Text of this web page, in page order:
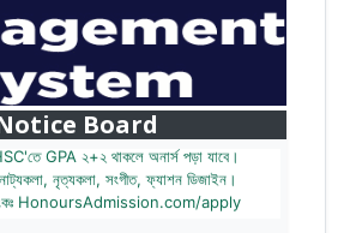
Board
প্রাইভেট ইউনিভার্সিটিতে অনার্স পড়ার সুযোগ।
বিষয়, ৪ বছরে মোট খরচ ২ লক্ষ থেকে ৫ লক্ষ টাকা।
HonoursAdmission.com/apply
GPA ২+২ থাকলে অনার্স পড়া যাবে।
নৃত্যকলা, সংগীত, ফ্যাশন ডিজাইন।
HonoursAdmission.com/apply